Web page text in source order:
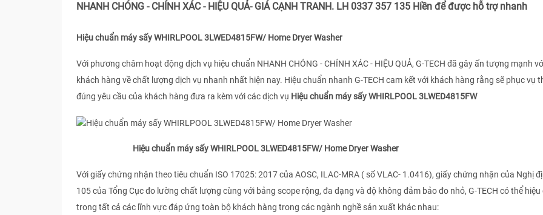
NHANH CHÓNG - CHÍNH XÁC - HIỆU QUẢ- GIÁ CẠNH TRANH. LH 0337 357 135 Hiền để được hỗ trợ nhanh
Hiệu chuẩn máy sấy WHIRLPOOL 3LWED4815FW/ Home Dryer Washer
Với phương châm hoạt động dịch vụ hiệu chuẩn NHANH CHÓNG - CHÍNH XÁC - HIỆU QUẢ, G-TECH đã gây ấn tượng mạnh
khách hàng về chất lượng dịch vụ nhanh nhất hiện nay. Hiệu chuẩn nhanh G-TECH cam kết với khách hàng rằng sẽ phục vụ
đúng yêu cầu của khách hàng đưa ra kèm với các dịch vụ Hiệu chuẩn máy sấy WHIRLPOOL 3LWED4815FW
Hiệu chuẩn máy sấy WHIRLPOOL 3LWED4815FW/ Home Dryer Washer
Với giấy chứng nhận theo tiêu chuẩn ISO 17025: 2017 của AOSC, ILAC-MRA ( số VLAC- 1.0416), giấy chứng nhận của Nghị
105 của Tổng Cục đo lường chất lượng cùng với bảng scope rộng, đa dạng và độ không đảm bảo đo nhỏ, G-TECH có thể
trong tất cả các lĩnh vực đáp ứng toàn bộ khách hàng trong các ngành nghề sản xuất khác nhau: